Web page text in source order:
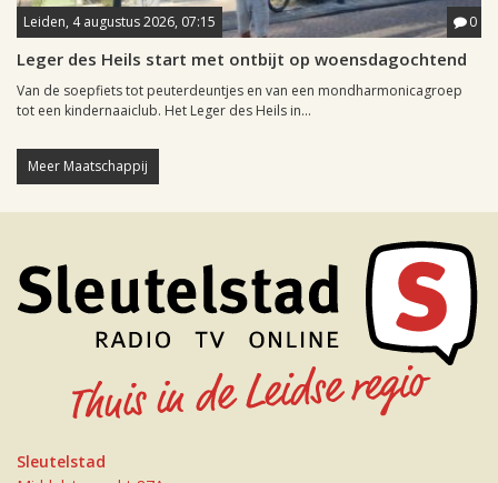
Leiden, 4 augustus 2026, 07:15 0
Leger des Heils start met ontbijt op woensdagochtend
Van de soepfiets tot peuterdeuntjes en van een mondharmonicagroep
tot een kindernaaiclub. Het Leger des Heils in...
Meer Maatschappij
Sleutelstad